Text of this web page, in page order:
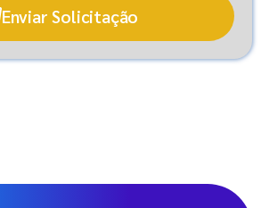
Enviar Solicitação